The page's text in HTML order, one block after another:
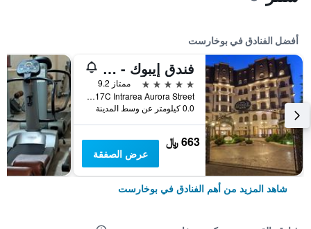
أفضل الفنادق في بوخارست
فندق إيبوك - رولي ىند شاتو
5 نجوم
ممتاز 9.2
17C Intrarea Aurora Street, بوخارست, رومانيا
0.0 كيلومتر عن وسط المدينة
663 ﷼
عرض الصفقة
شاهد المزيد من أهم الفنادق في بوخارست